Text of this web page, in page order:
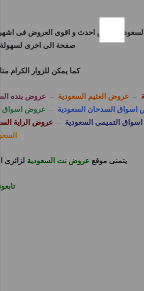
بعرض احدث و اقوى العروض فى اشهر
صفحة الى اخرى لسهولة
كما يمكن للزوار الكرام
– عروض العثيم السعودية – عروض بنده
اسواق السدحان السعودية – عروض اسواق
التميمى السعودية – عروض الراية
يتمنى موقع عروض نت السعودية